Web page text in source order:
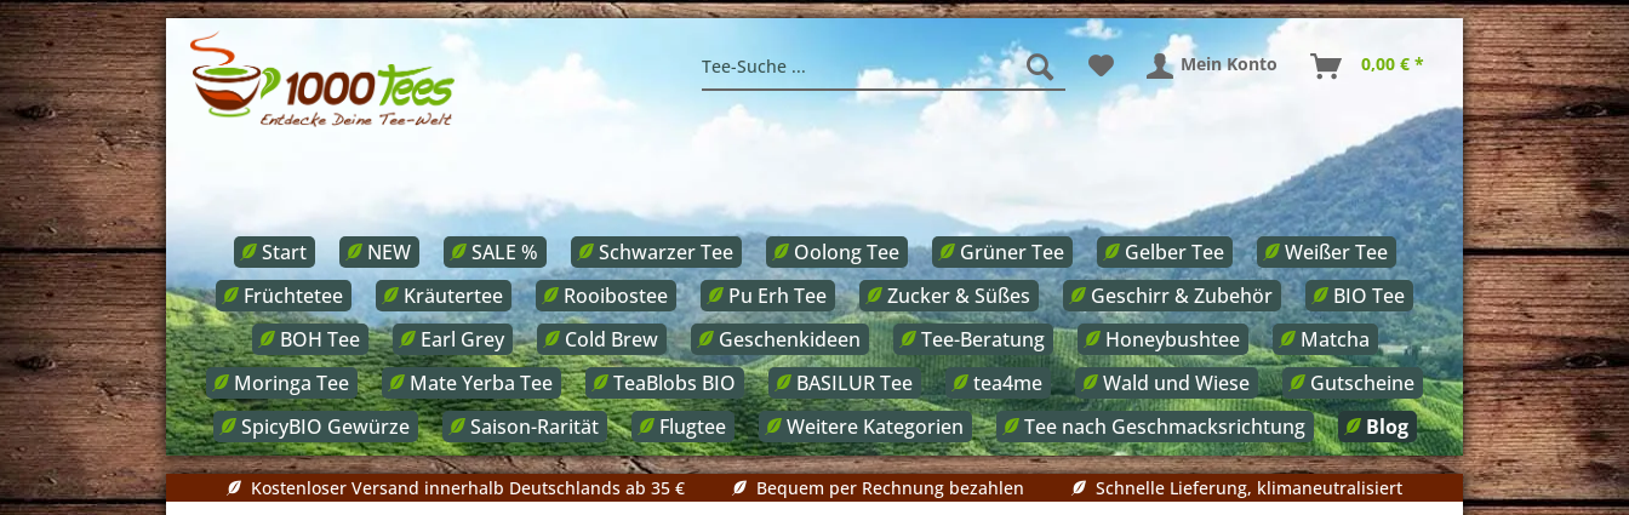
Mein Konto 0,00 € *
Start NEW SALE % Schwarzer Tee Oolong Tee Grüner Tee Gelber Tee
Weißer Tee
Früchtetee
Kräutertee Rooibostee Pu Erh Tee Zucker & Süßes Geschirr & Zubehör
BIO Tee
BOH Tee
Earl Grey Cold Brew Geschenkideen Tee-Beratung Honeybushtee
Matcha
Moringa Tee
Mate Yerba Tee TeaBlobs BIO BASILUR Tee tea4me Wald und Wiese
Gutscheine
SpicyBIO Gewürze
Saison-Rarität Flugtee Weitere Kategorien Tee nach Geschmacksrichtung Blog
Kostenloser Versand innerhalb Deutschlands ab 35 € Bequem per Rechnung bezahlen
Schnelle Lieferung, klimaneutralisiert